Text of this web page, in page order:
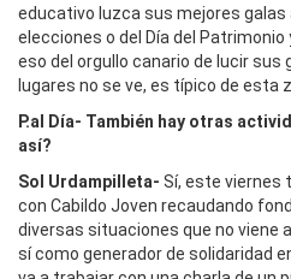
educativo luzca sus mejores galas
elecciones o del Día del
eso del orgullo canario de lucir sus
lugares no se ve, es típico de esta
P.al Día- También hay otras
así?
Sol Urdampilleta- Sí, este viernes
con Cabildo Joven recaudando
diversas situaciones que no viene
sí como generador de solidaridad